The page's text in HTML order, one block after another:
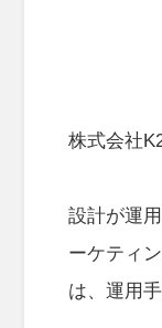
株式会社
設計が運
ーケティ
は、運用